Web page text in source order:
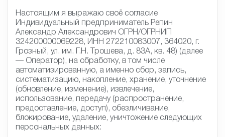
Настоящим я выражаю своё согласие
Индивидуальный предприниматель Репин
Александр Александрович ОГРН/ОГРНИП
324200000069228, ИНН 272210083007, 364020, г.
Грозный, ул. им. Г.Н. Трошева, д. 83А, кв. 48) (далее
— Оператор), на обработку, в том числе
автоматизированную, а именно сбор, запись,
систематизацию, накопление, хранение, уточнение
(обновление, изменение), извлечение,
использование, передачу (распространение,
предоставление, доступ), обезличивание,
блокирование, удаление, уничтожение следующих
персональных данных: